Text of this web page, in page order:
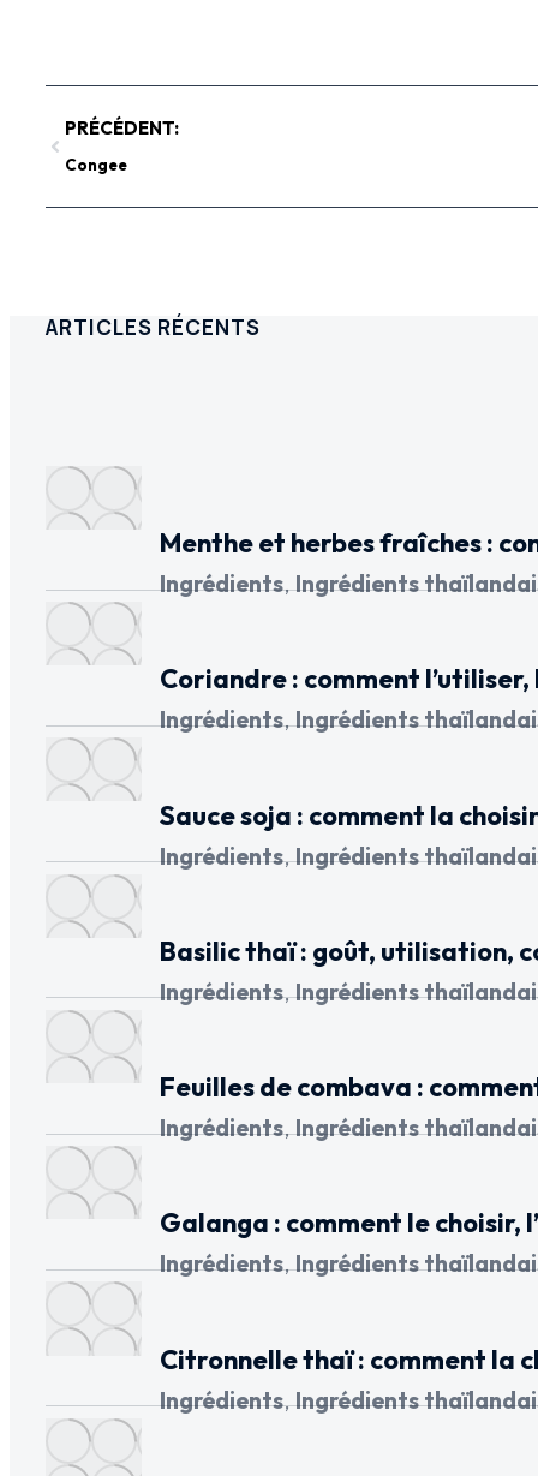
PRÉCÉDENT:
Congee
ARTICLES RÉCENTS
Menthe et herbes fraîches :
Ingrédients,Ingrédients
Coriandre : comment
Ingrédients,Ingrédients
Sauce soja : comment la
Ingrédients,Ingrédients
Basilic thaï : goût, utilisation,
Ingrédients,Ingrédients
Feuilles de combava :
Ingrédients,Ingrédients
Galanga : comment le choisir,
Ingrédients,Ingrédients
Citronnelle thaï : comment la
Ingrédients,Ingrédients